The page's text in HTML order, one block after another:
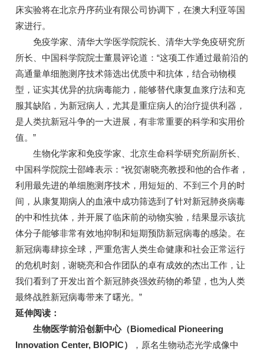
床实验将在北京丹序药业有限公司协调下，在澳大利亚等国
家进行。
免疫学家、清华大学医学院院长、清华大学免疫研究所
所长、中国科学院院士董晨评论道：“这项工作通过最前沿的
高通量单细胞测序技术筛选出优质中和抗体，结合动物模
型，证实其优异的抗病毒能力，能够替代康复血浆疗法和克
服其缺陷，为新冠病人，尤其是重症病人的治疗提供利器，
是人类抗新冠斗争的一大进展，有非常重要的科学和实用价
值。”
生物化学家和免疫学家、北京生命科学研究所副所长、
中国科学院院士邵峰表示：“祝贺谢晓亮教授和他的合作者，
利用最先进的单细胞测序技术，用短短的、不到三个月的时
间，从康复期病人的血液中成功筛选到了针对新冠肺炎病毒
的中和性抗体，并开展了临床前的动物实验，结果显示该抗
体分子能够非常有效地抑制和短期预防新冠病毒的感染。在
新冠病毒肆掠全球，严重危害人类生命健康和社会正常运行
的危机时刻，谢晓亮和合作团队的卓有成效的杰出工作，让
我们看到了开发出首个新冠肺炎强效药物的希望，也为人类
最终战胜新冠病毒带来了曙光。”
延伸阅读：
生物医学前沿创新中心（Biomedical Pioneering
Innovation Center, BIOPIC）
，原名生物动态光学成像中